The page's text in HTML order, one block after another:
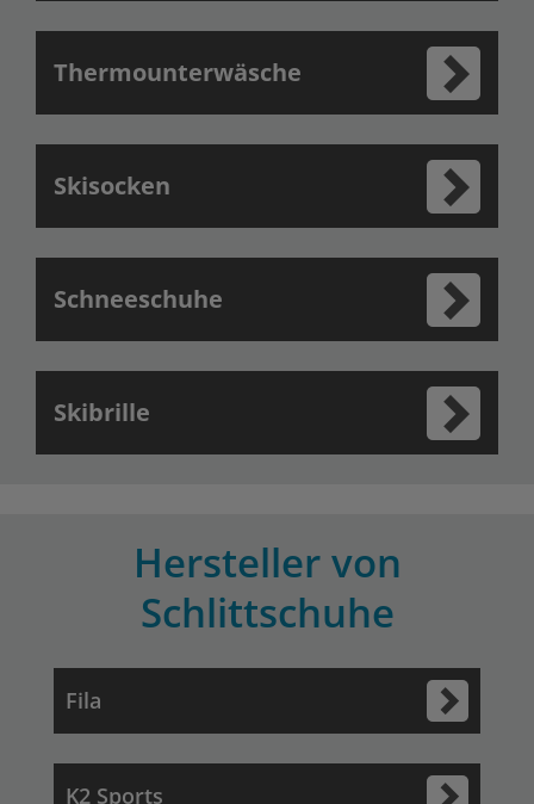
Thermounterwäsche
Skisocken
Schneeschuhe
Skibrille
Hersteller von
Schlittschuhe
Fila
K2 Sports